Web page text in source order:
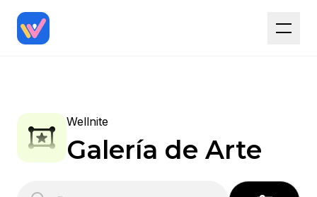
Wellnite
Galería de Arte